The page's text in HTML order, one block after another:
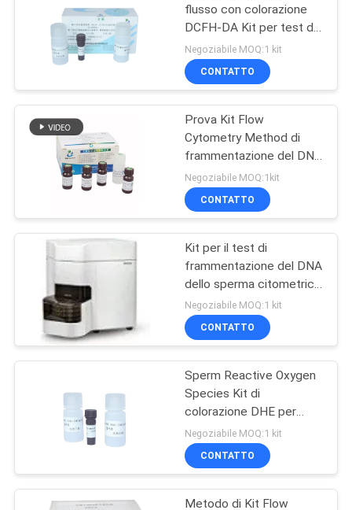
GIRO
DELLA
CONTROLLO
QUALITÀ
CONTATTICI
NOTIZIE
RICHIEDA
UNA
MAPPA
SITO
flusso con colorazione
DCFH-DA Kit per test di
fertilità maschile per
campioni di sperma
Negoziabile MOQ:1 kit
CONTATTO
Prova Kit Flow
Cytometry Method di
frammentazione del DNA
dello sperma di BRED-
029 SCSA
Negoziabile MOQ:1kit
CONTATTO
Kit per il test di
frammentazione del DNA
dello sperma citometrico
a flusso Metodo SCSA
con arancio di acridina
Negoziabile MOQ:1 kit
CONTATTO
Sperm Reactive Oxygen
Species Kit di
colorazione DHE per
citometria a flusso ROS
Negoziabile MOQ:1 kit
CONTATTO
Metodo di Kit Flow